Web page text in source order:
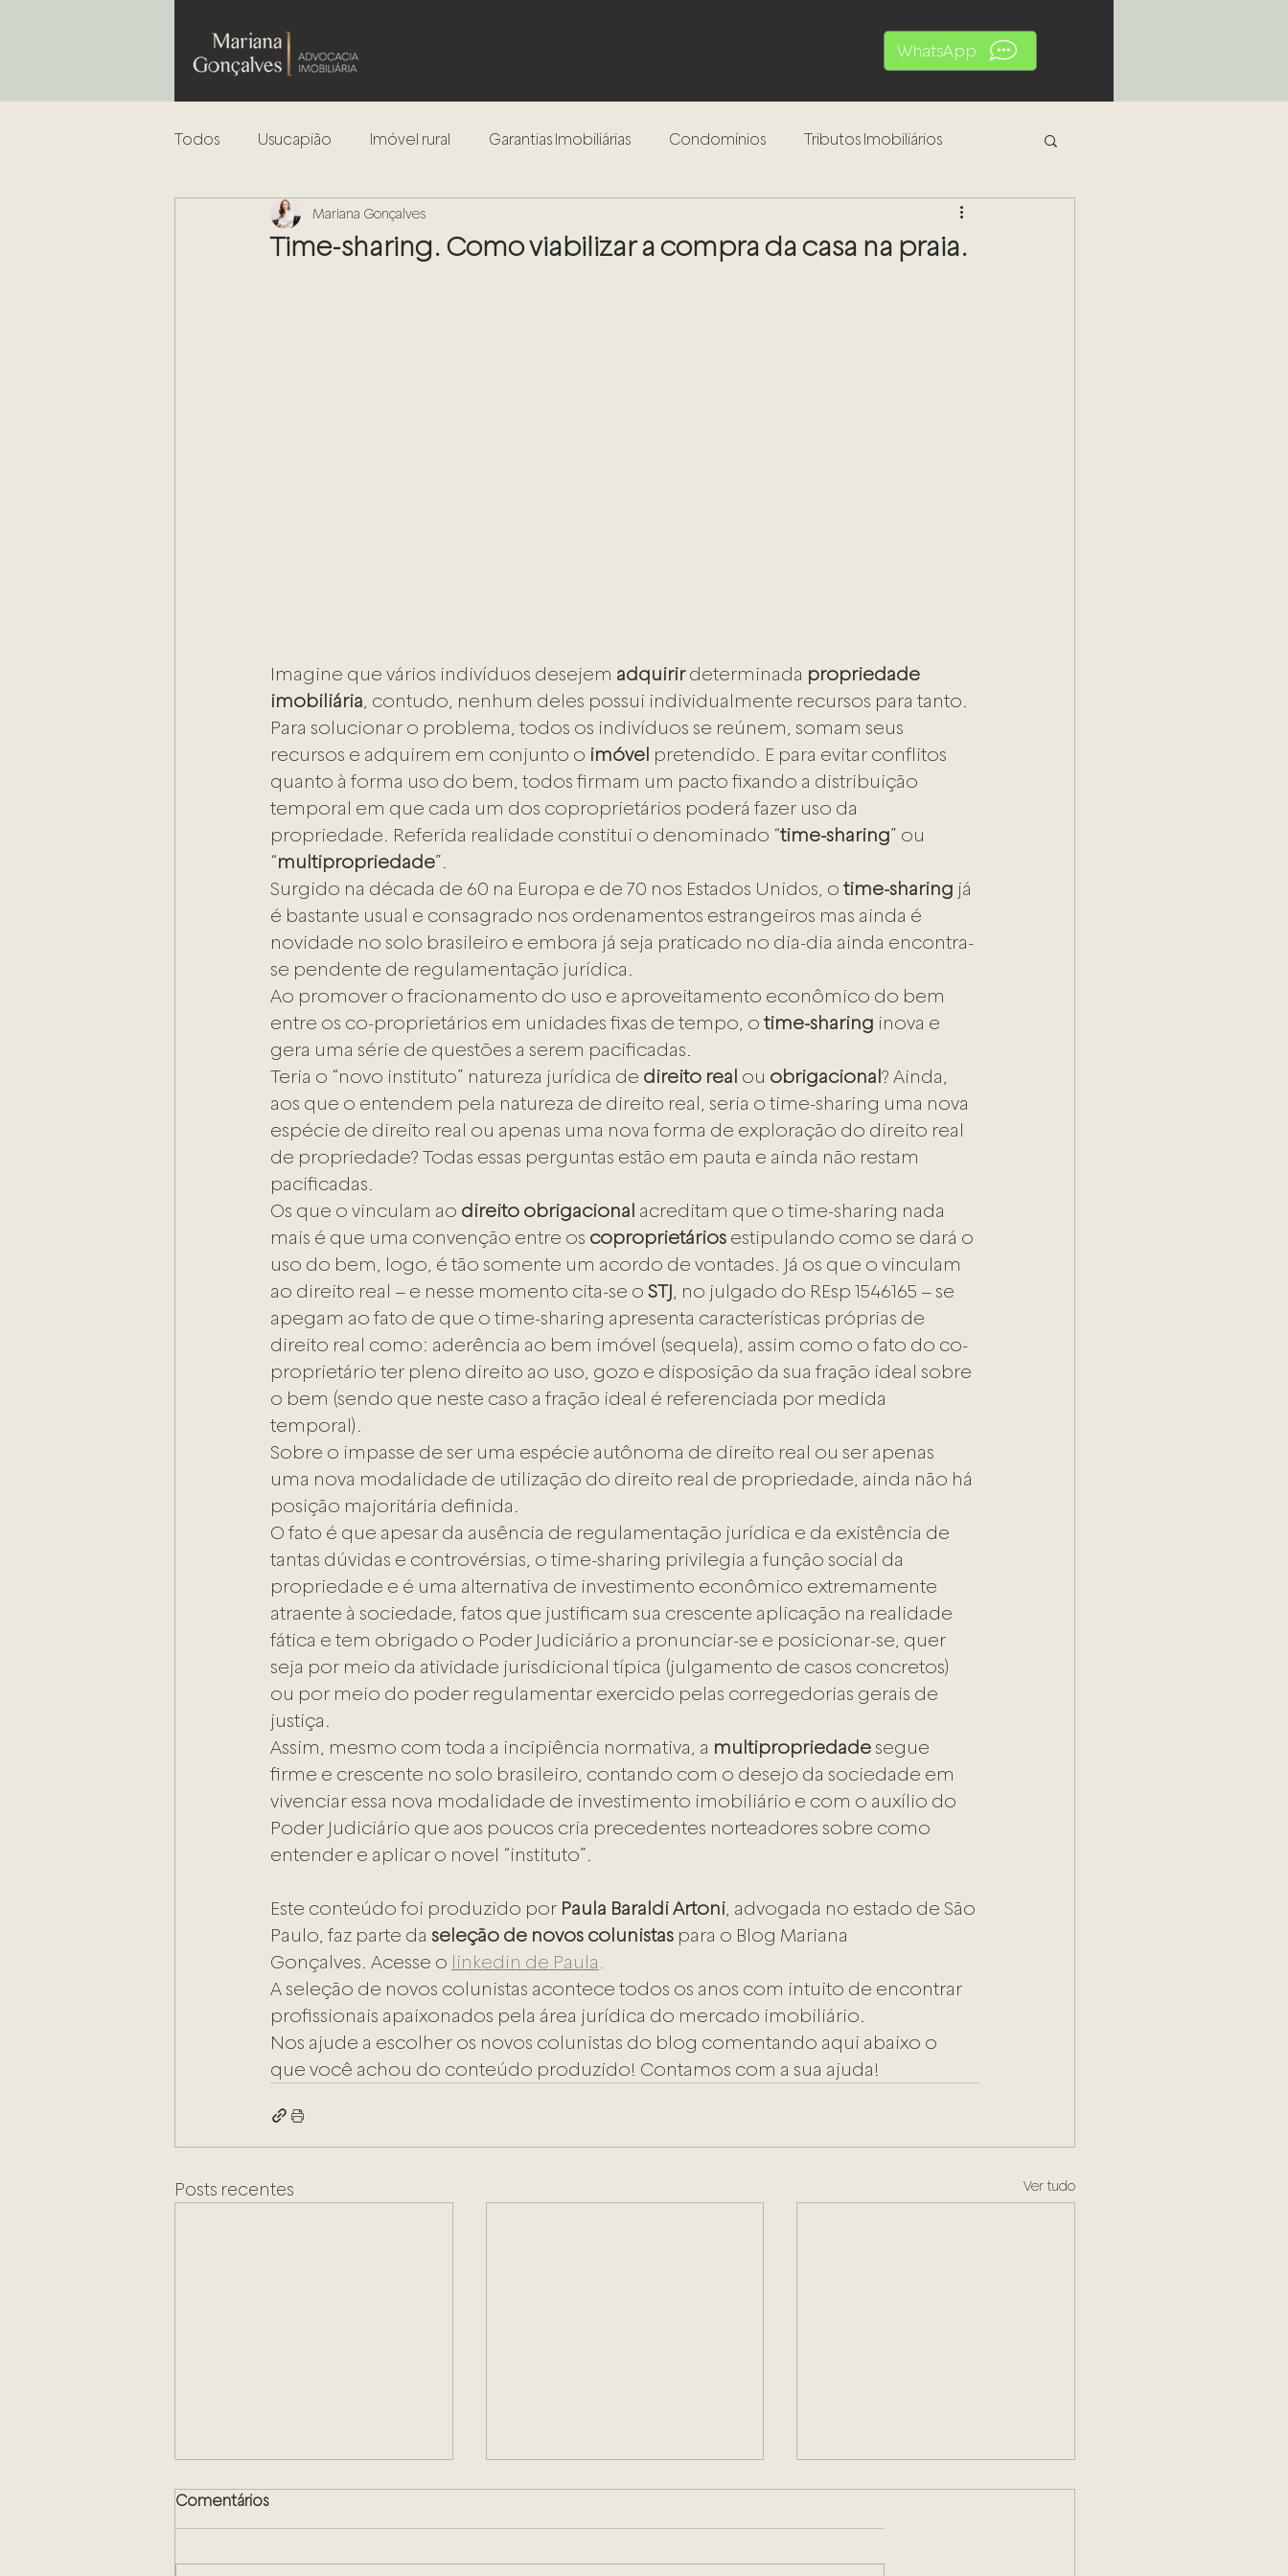
WhatsApp
Todos Usucapião Imóvel rural Garantias Imobiliárias Condomínios Tributos Imobiliários
Análise de risco
Time-sharing. Como viabilizar a compra da casa na praia.
Mariana Gonçalves
Imagine que vários indivíduos desejem adquirir determinada propriedade
imobiliária , contudo, nenhum deles possui individualmente recursos para tanto.
Para solucionar o problema, todos os indivíduos se reúnem, somam seus
recursos e adquirem em conjunto o imóvel pretendido. E para evitar conflitos
quanto à forma uso do bem, todos firmam um pacto fixando a distribuição
temporal em que cada um dos coproprietários poderá fazer uso da
propriedade. Referida realidade constitui o denominado “time-sharing” ou
“multipropriedade”.
Surgido na década de 60 na Europa e de 70 nos Estados Unidos, o time-sharing já
é bastante usual e consagrado nos ordenamentos estrangeiros mas ainda é
novidade no solo brasileiro e embora já seja praticado no dia-dia ainda encontra-
se pendente de regulamentação jurídica.
Ao promover o fracionamento do uso e aproveitamento econômico do bem
entre os co-proprietários em unidades fixas de tempo, o time-sharing inova e
gera uma série de questões a serem pacificadas.
Teria o “novo instituto” natureza jurídica de direito real ou obrigacional? Ainda,
aos que o entendem pela natureza de direito real, seria o time-sharing uma nova
espécie de direito real ou apenas uma nova forma de exploração do direito real
de propriedade? Todas essas perguntas estão em pauta e ainda não restam
pacificadas.
Os que o vinculam ao direito obrigacional acreditam que o time-sharing nada
mais é que uma convenção entre os coproprietários estipulando como se dará o
uso do bem, logo, é tão somente um acordo de vontades. Já os que o vinculam
ao direito real – e nesse momento cita-se o STJ , no julgado do REsp 1546165 – se
apegam ao fato de que o time-sharing apresenta características próprias de
direito real como: aderência ao bem imóvel (sequela), assim como o fato do co-
proprietário ter pleno direito ao uso, gozo e disposição da sua fração ideal sobre
o bem (sendo que neste caso a fração ideal é referenciada por medida
temporal).
Sobre o impasse de ser uma espécie autônoma de direito real ou ser apenas
uma nova modalidade de utilização do direito real de propriedade, ainda não há
posição majoritária definida.
O fato é que apesar da ausência de regulamentação jurídica e da existência de
tantas dúvidas e controvérsias, o time-sharing privilegia a função social da
propriedade e é uma alternativa de investimento econômico extremamente
atraente à sociedade, fatos que justificam sua crescente aplicação na realidade
fática e tem obrigado o Poder Judiciário a pronunciar-se e posicionar-se, quer
seja por meio da atividade jurisdicional típica (julgamento de casos concretos)
ou por meio do poder regulamentar exercido pelas corregedorias gerais de
justiça.
Assim, mesmo com toda a incipiência normativa, a multipropriedade segue
firme e crescente no solo brasileiro, contando com o desejo da sociedade em
vivenciar essa nova modalidade de investimento imobiliário e com o auxílio do
Poder Judiciário que aos poucos cria precedentes norteadores sobre como
entender e aplicar o novel “instituto”.
Este conteúdo foi produzido por Paula Baraldi Artoni , advogada no estado de São
Paulo, faz parte da seleção de novos colunistas para o Blog Mariana
Gonçalves. Acesse o linkedin de Paula
A seleção de novos colunistas acontece todos os anos com intuito de encontrar
profissionais apaixonados pela área jurídica do mercado imobiliário.
Nos ajude a escolher os novos colunistas do blog comentando aqui abaixo o
que você achou do conteúdo produzido! Contamos com a sua ajuda!
Posts recentes Ver tudo
Comentários